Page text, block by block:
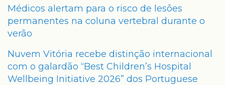
Médicos alertam para o risco de lesões
permanentes na coluna vertebral durante o
verão
Nuvem Vitória recebe distinção internacional
com o galardão “Best Children’s Hospital
Wellbeing Initiative 2026” dos Portuguese